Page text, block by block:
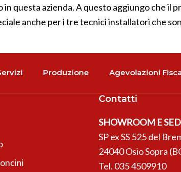
Produzione Agevolazioni
questa azienda. A questo aggiungo che
anche per i tre tecnici installatori che
Contatti
SHOWROOM E
SP ex SS 525 del
24040 Osio Sopra
Tel. 035 4509910